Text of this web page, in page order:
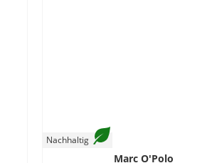
Nachhaltig
Marc O'Polo